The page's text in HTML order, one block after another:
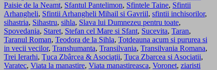
Paisie de la Neamt, Sfantul Pantelimon, Sfintele Taine, Sfintii
Arhangheli, Sfintii Arhangheli Mihail si Gavriil, sfintii inchisorilor,
sihastria, Sihastru, sihla, Slava lui Dumnezeu pentru toate,
Spovedania, Staret, Stefan cel Mare si Sfant, Sucevita, Taran,
Taranul Roman, Teodora de la Sihla, Totdeauna acum si pururea si
in vecii vecilor, Transhumanta, Transilvania, Transilvania Romana,
Trei Ierarhi, Ţuca Zbârcea & Asociaţii, Tuca Zbarcea si Asociatii,
Varatec, Viata la manastire, Viata manastireasca, Voronet, ziaristi